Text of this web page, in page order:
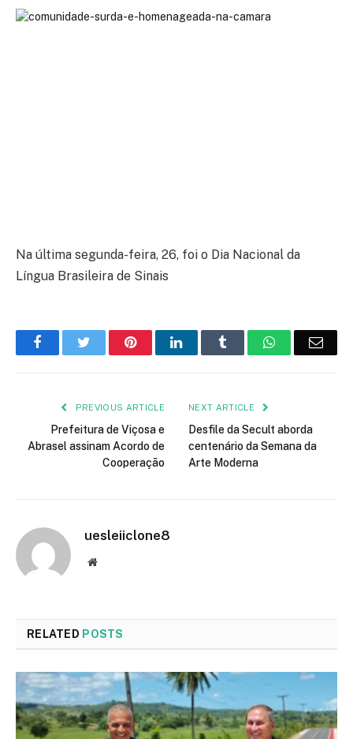
Na última segunda-feira, 26, foi o Dia Nacional da
Língua Brasileira de Sinais
FacebookTwitter PinterestLinkedIn Tumblr WhatsApp
PREVIOUS ARTICLE
Prefeitura de Viçosa e
Abrasel assinam Acordo de
Cooperação
NEXT ARTICLE
Desfile da Secult aborda
centenário da Semana da
Arte Moderna
uesleiiclone8
Website
RELATED POSTS